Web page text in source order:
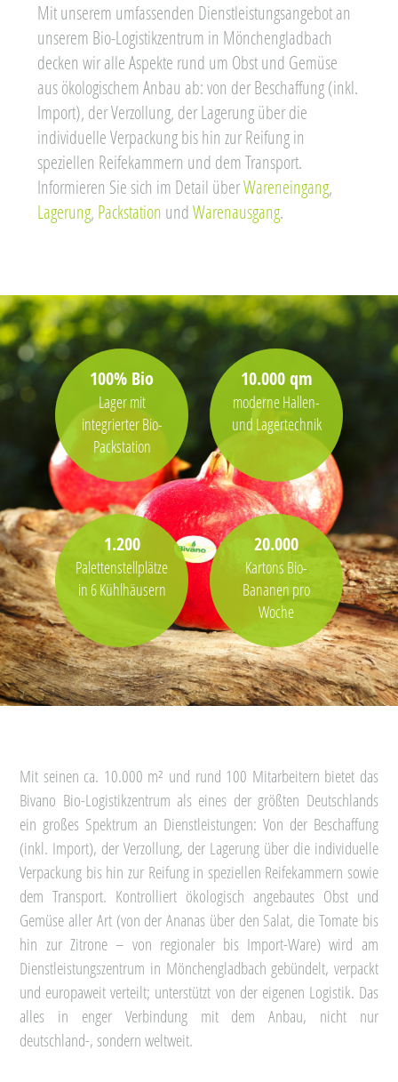
Mit unserem umfassenden Dienstleistungsangebot an
unserem Bio-Logistikzentrum in Mönchengladbach
decken wir alle Aspekte rund um Obst und Gemüse
aus ökologischem Anbau ab: von der Beschaffung (inkl.
Import), der Verzollung, der Lagerung über die
individuelle Verpackung bis hin zur Reifung in
speziellen Reifekammern und dem Transport.
Informieren Sie sich im Detail überWareneingang,
Lagerung, Packstation undWarenausgang.
100% Bio
Lager mit
integrierter Bio-
Packstation
10.000 qm
moderne Hallen-
und Lagertechnik
1.200
Palettenstellplätze
in 6 Kühlhäusern
20.000
Kartons Bio-
Bananen pro
Woche
Mit seinen ca. 10.000 m² und rund 100 Mitarbeitern bietet das
Bivano Bio-Logistikzentrum als eines der größten Deutschlands
ein großes Spektrum an Dienstleistungen: Von der Beschaffung
(inkl. Import), der Verzollung, der Lagerung über die individuelle
Verpackung bis hin zur Reifung in speziellen Reifekammern sowie
dem Transport. Kontrolliert ökologisch angebautes Obst und
Gemüse aller Art (von der Ananas über den Salat, die Tomate bis
hin zur Zitrone – von regionaler bis Import-Ware) wird am
Dienstleistungszentrum in Mönchengladbach gebündelt, verpackt
und europaweit verteilt; unterstützt von der eigenen Logistik. Das
alles in enger Verbindung mit dem Anbau, nicht nur
deutschland-, sondern weltweit.